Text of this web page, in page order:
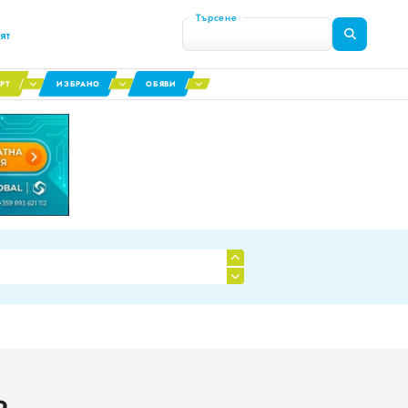
Търсене
ИЗБРАНО ОБЯВИ
сектор